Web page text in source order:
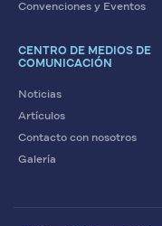
Convenciones y Eventos
CENTRO DE MEDIOS DE
COMUNICACIÓN
Noticias
Artículos
Contacto con nosotros
Galería